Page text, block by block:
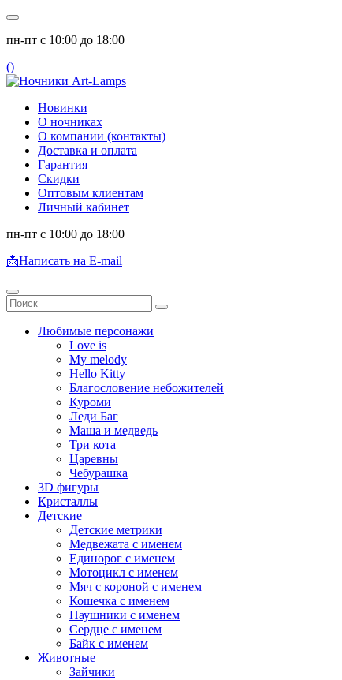
пн-пт с 10:00 до 18:00
()
Новинки
О ночниках
О компании (контакты)
Доставка и оплата
Гарантия
Скидки
Оптовым клиентам
Личный кабинет
пн-пт с 10:00 до 18:00
📩Написать на E-mail
Любимые персонажи
Love is
My melody
Hello Kitty
Благословение небожителей
Куроми
Леди Баг
Маша и медведь
Три кота
Царевны
Чебурашка
3D фигуры
Кристаллы
Детские
Детские метрики
Медвежата с именем
Единорог с именем
Мотоцикл с именем
Мяч с короной с именем
Кошечка с именем
Наушники с именем
Сердце с именем
Байк с именем
Животные
Зайчики